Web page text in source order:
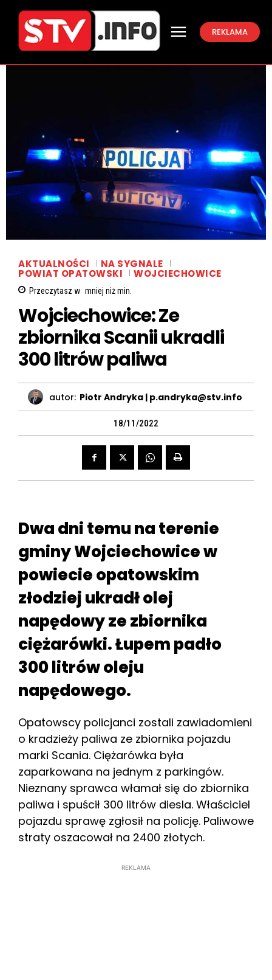
REKLAMA
AKTUALNOŚCI NA SYGNALE
POWIAT OPATOWSKI WOJCIECHOWICE
Przeczytasz w mniej niżmin.
Wojciechowice: Ze
zbiornika Scanii ukradli
300 litrów paliwa
autor: Piotr Andryka | p.andryka@stv.info
18/11/2022
Dwa dni temu na terenie
gminy Wojciechowice w
powiecie opatowskim
złodziej ukradł olej
napędowy ze zbiornika
ciężarówki. Łupem padło
300 litrów oleju
napędowego.
Opatowscy policjanci zostali zawiadomieni
o kradzieży paliwa ze zbiornika pojazdu
marki Scania. Ciężarówka była
zaparkowana na jednym z parkingów.
Nieznany sprawca włamał się do zbiornika
paliwa i spuścił 300 litrów diesla. Właściciel
pojazdu sprawę zgłosił na policję. Paliwowe
straty oszacował na 2400 złotych.
REKLAMA